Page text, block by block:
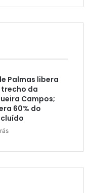
Palmas libera
da
Campos;
60% do